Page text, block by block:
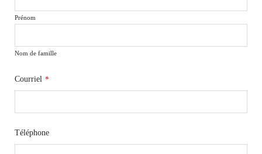
Prénom
Nom de famille
Courriel *
Téléphone